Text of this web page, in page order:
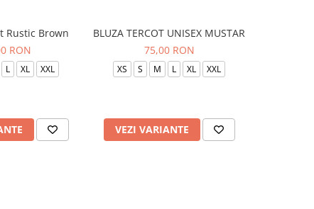
Rustic Brown
RON
L XL XXL
BLUZA TERCOT UNISEX MUSTAR
75,00 RON
XS S M L XL XXL
VEZI VARIANTE